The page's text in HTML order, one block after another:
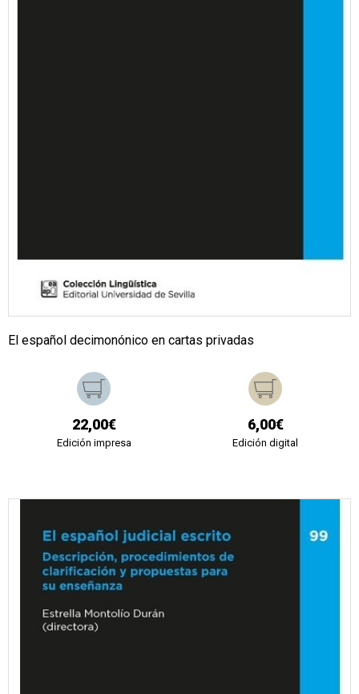
El español decimonónico en cartas privadas
22,00€
Edición impresa
6,00€
Edición digital